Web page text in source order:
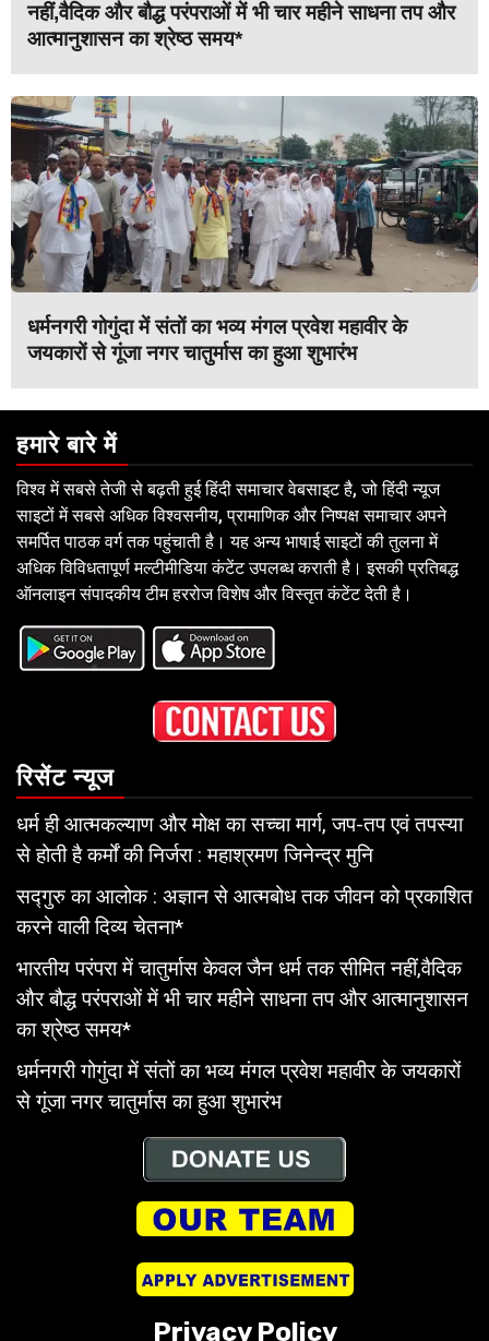
नहीं,वैदिक और बौद्ध परंपराओं में भी चार महीने साधना तप और
आत्मानुशासन का श्रेष्ठ समय*
धर्मनगरी गोगुंदा में संतों का भव्य मंगल प्रवेश महावीर के
जयकारों से गूंजा नगर चातुर्मास का हुआ शुभारंभ
हमारे बारे में
विश्व में सबसे तेजी से बढ़ती हुई हिंदी समाचार वेबसाइट है, जो हिंदी न्यूज
साइटों में सबसे अधिक विश्वसनीय, प्रामाणिक और निष्पक्ष समाचार अपने
समर्पित पाठक वर्ग तक पहुंचाती है। यह अन्य भाषाई साइटों की तुलना में
अधिक विविधतापूर्ण मल्टीमीडिया कंटेंट उपलब्ध कराती है। इसकी प्रतिबद्ध
ऑनलाइन संपादकीय टीम हररोज विशेष और विस्तृत कंटेंट देती है।
रिसेंट न्यूज
धर्म ही आत्मकल्याण और मोक्ष का सच्चा मार्ग, जप-तप एवं तपस्या
से होती है कर्मों की निर्जरा : महाश्रमण जिनेन्द्र मुनि
सद्गुरु का आलोक : अज्ञान से आत्मबोध तक जीवन को प्रकाशित
करने वाली दिव्य चेतना*
भारतीय परंपरा में चातुर्मास केवल जैन धर्म तक सीमित नहीं,वैदिक
और बौद्ध परंपराओं में भी चार महीने साधना तप और आत्मानुशासन
का श्रेष्ठ समय*
धर्मनगरी गोगुंदा में संतों का भव्य मंगल प्रवेश महावीर के जयकारों
से गूंजा नगर चातुर्मास का हुआ शुभारंभ
Privacy Policy